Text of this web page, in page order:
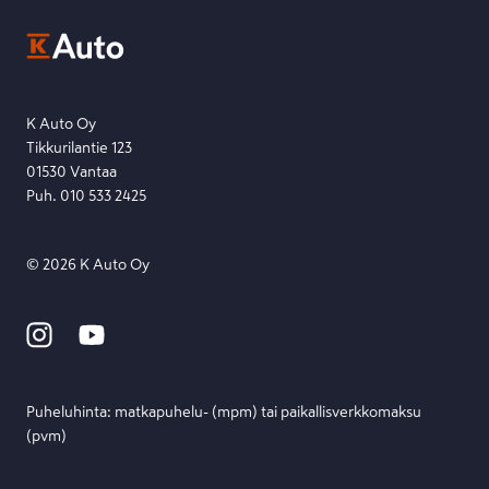
Etsi toimipiste
K Auto Oy
Tikkurilantie 123
01530 Vantaa
Puh. 010 533 2425
© 2026 K Auto Oy
Puheluhinta: matka­puhelu- (mpm) tai paikallis­verkko­maksu
(pvm)